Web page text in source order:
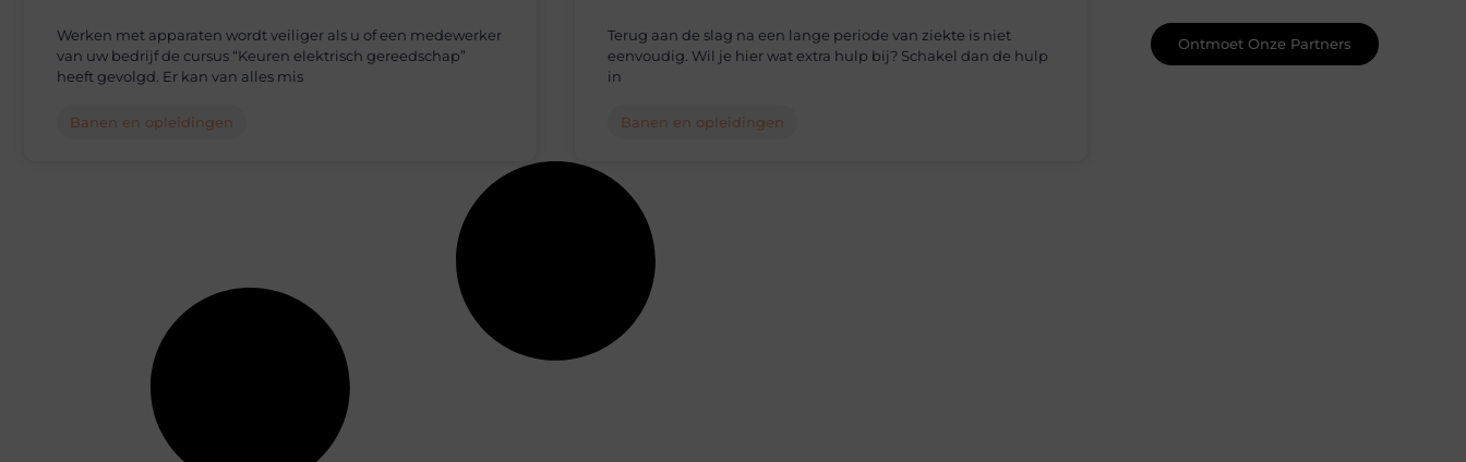
Ontmoet Onze Partners
Werken met apparaten wordt veiliger als u of een medewerker
van uw bedrijf de cursus “Keuren elektrisch gereedschap”
heeft gevolgd. Er kan van alles mis
Banen en opleidingen
Terug aan de slag na een lange periode van ziekte is niet
eenvoudig. Wil je hier wat extra hulp bij? Schakel dan de hulp
in
Banen en opleidingen